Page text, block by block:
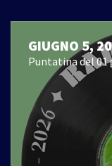
GIUGNO 5,
Puntatina del 01